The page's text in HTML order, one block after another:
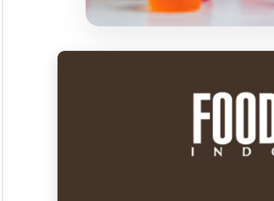
Seminar